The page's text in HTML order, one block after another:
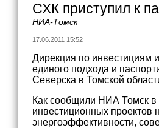
СХК приступил к
НИА-Томск
17.06.2011 15:52
Дирекция по инвестициям
единого подхода и
Северска в Томской
Как сообщили НИА Томск в
инвестиционных проектов
энергоэффективности,